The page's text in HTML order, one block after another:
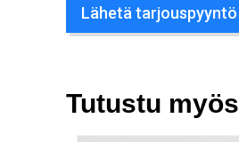
Lähetä tarjouspyyntö
Tutustu myös